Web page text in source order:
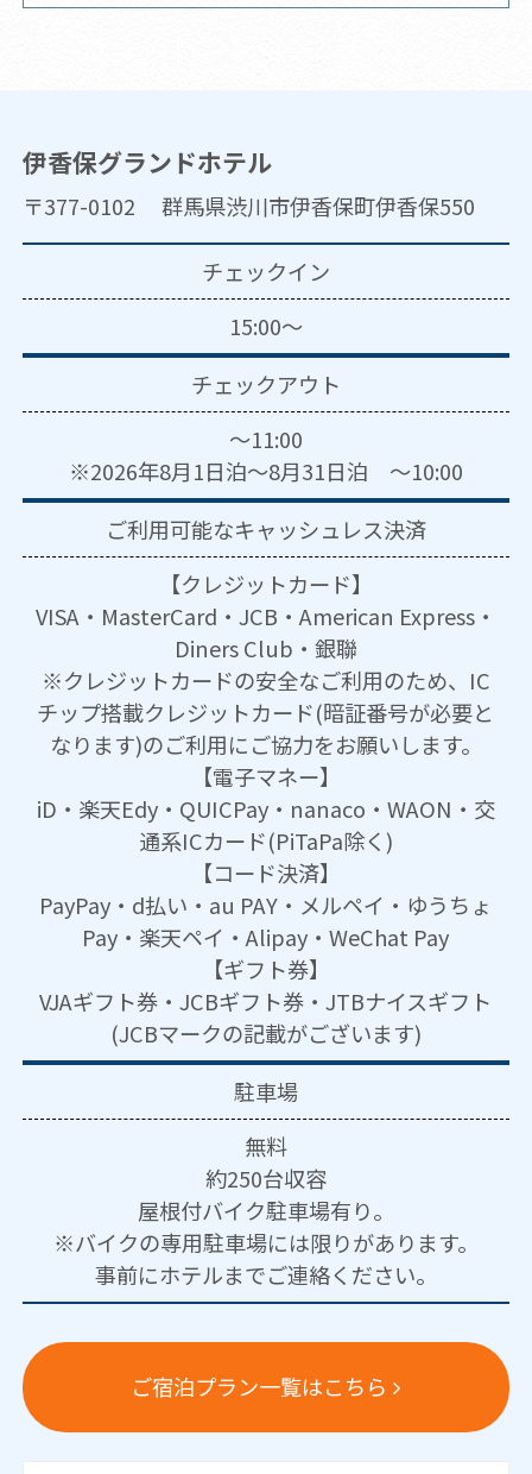
伊香保グランドホテル
〒377-0102 群馬県渋川市伊香保町伊香保550
チェックイン
15:00～
チェックアウト
～11:00
※2026年8月1日泊～8月31日泊 ～10:00
ご利用可能なキャッシュレス決済
【クレジットカード】
VISA・MasterCard・JCB・American Express・
Diners Club・銀聯
※クレジットカードの安全なご利用のため、IC
チップ搭載クレジットカード(暗証番号が必要と
なります)のご利用にご協力をお願いします。
【電子マネー】
iD・楽天Edy・QUICPay・nanaco・WAON・交
通系ICカード(PiTaPa除く)
【コード決済】
PayPay・d払い・au PAY・メルペイ・ゆうちょ
Pay・楽天ペイ・Alipay・WeChat Pay
【ギフト券】
VJAギフト券・JCBギフト券・JTBナイスギフト
(JCBマークの記載がございます)
駐車場
無料
約250台収容
屋根付バイク駐車場有り。
※バイクの専用駐車場には限りがあります。
事前にホテルまでご連絡ください。
ご宿泊プラン一覧はこちら